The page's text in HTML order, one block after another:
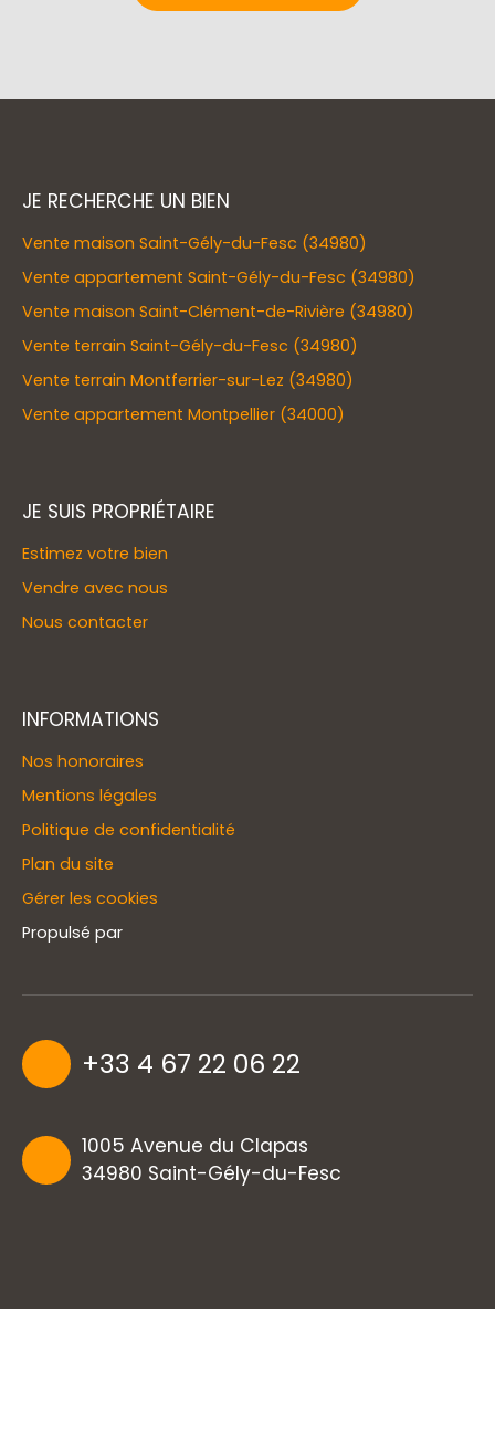
JE RECHERCHE UN BIEN
Vente maison Saint-Gély-du-Fesc (34980)
Vente appartement Saint-Gély-du-Fesc (34980)
Vente maison Saint-Clément-de-Rivière (34980)
Vente terrain Saint-Gély-du-Fesc (34980)
Vente terrain Montferrier-sur-Lez (34980)
Vente appartement Montpellier (34000)
JE SUIS PROPRIÉTAIRE
Estimez votre bien
Vendre avec nous
Nous contacter
INFORMATIONS
Nos honoraires
Mentions légales
Politique de confidentialité
Plan du site
Gérer les cookies
Propulsé par
+33 4 67 22 06 22
1005 Avenue du Clapas
34980 Saint-Gély-du-Fesc